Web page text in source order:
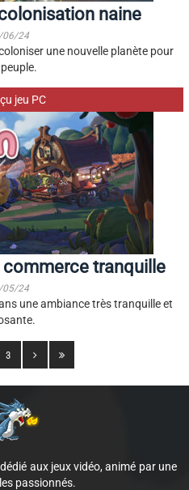
naine
06/24
une nouvelle planète pour
jeu PC
commerce tranquille
05/24
une ambiance très tranquille et
3
aux jeux vidéo, animé par une
passionnés.